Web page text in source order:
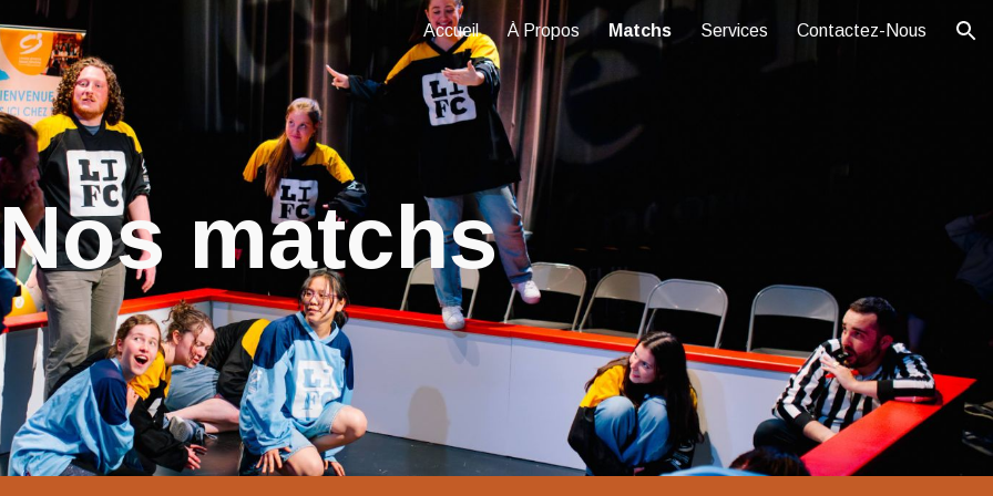
to main content Skip to navigation
Accueil À Propos Matchs Services Contactez-Nous
matchs